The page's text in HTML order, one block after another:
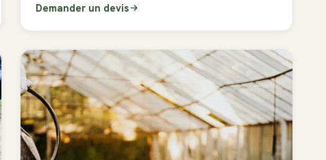
Demander un devis